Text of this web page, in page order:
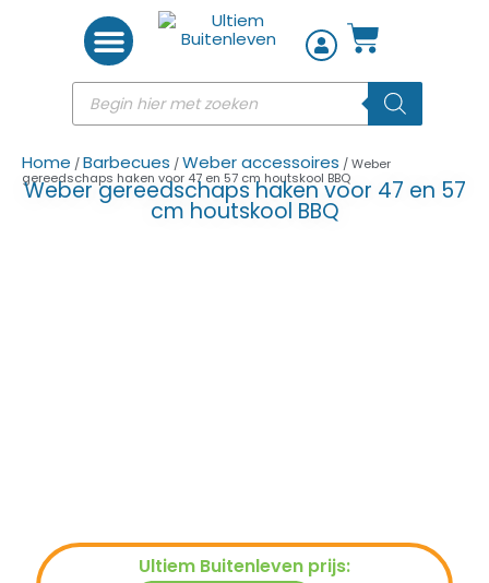
Home /Barbecues /Weber accessoires / Weber
gereedschaps haken voor 47 en 57 cm houtskool BBQ
Weber gereedschaps haken voor 47 en 57
cm houtskool BBQ
Ultiem Buitenleven prijs: